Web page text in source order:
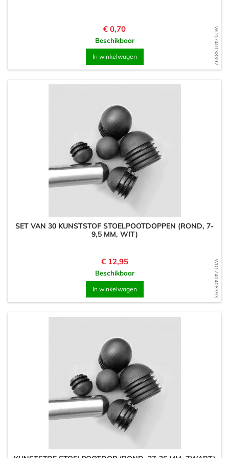
WD1740138392
Prijs
€ 0,70
Beschikbaar
In winkelwagen
WD1740408393
SET VAN 30 KUNSTSTOF STOELPOOTDOPPEN (ROND, 7-
9,5 MM, WIT)
Prijs
€ 12,95
Beschikbaar
In winkelwagen